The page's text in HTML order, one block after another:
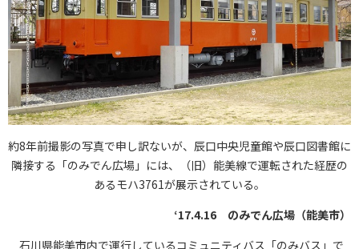
約8年前撮影の写真で申し訳ないが、辰口中央児童館や辰口図書館に
隣接する「のみでん広場」には、（旧）能美線で運転された経歴の
あるモハ3761が展示されている。
‘17.4.16 のみでん広場（能美市）
石川県能美市内で運行しているコミュニティバス「のみバス」で